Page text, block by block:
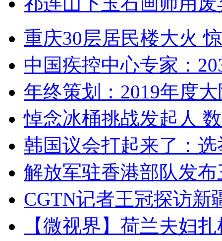
重庆30层居民楼大火
中国疾控中心专家：
年终策划：2019年度
悼念冰桶挑战发起人
韩国议会打起来了：
解放军驻香港部队发
CGTN记者王冠探访新
【微视界】荷兰夫妇